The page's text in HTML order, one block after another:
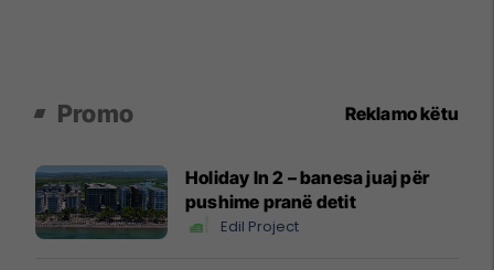
Promo Reklamo këtu
Holiday In 2 – banesa juaj për
pushime pranë detit
Edil Project